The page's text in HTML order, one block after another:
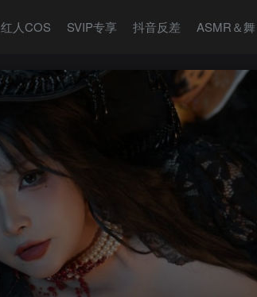
红人COS SVIP专享 抖音反差 ASMR＆舞